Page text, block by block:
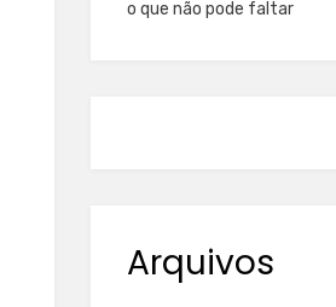
o que não pode faltar
Arquivos